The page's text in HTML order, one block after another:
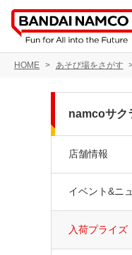
HOME あそび場をさがす
namcoサク
店舗情報
イベント&ニ
入荷プライズ